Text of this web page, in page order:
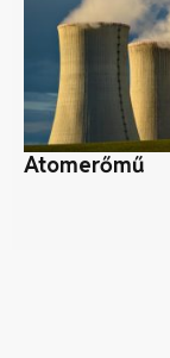
Atomerőmű